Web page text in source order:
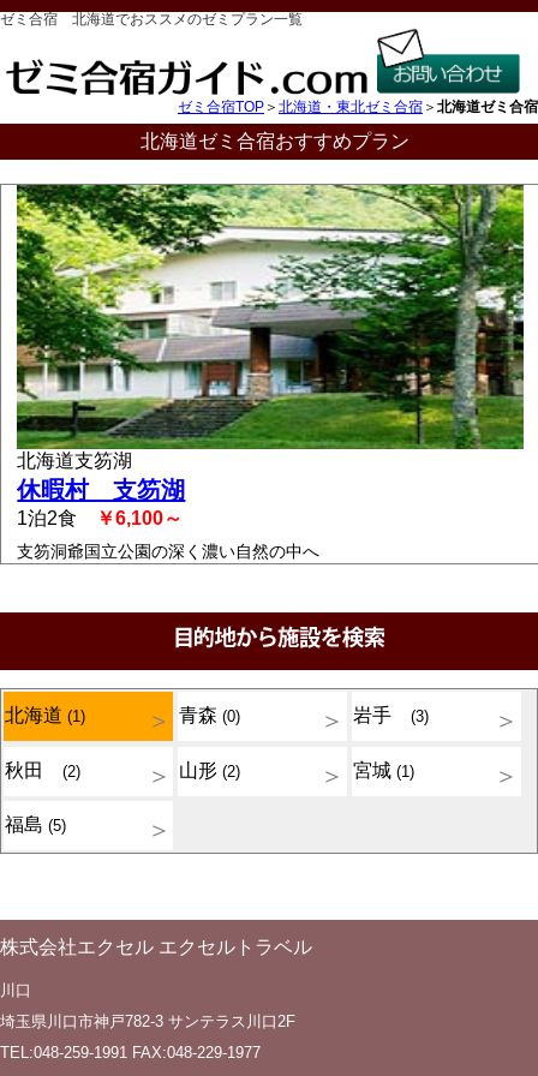
ゼミ合宿 北海道でおススメのゼミプラン一覧
ゼミ合宿TOP ＞ 北海道・東北ゼミ合宿 ＞ 北海道ゼミ合宿
北海道ゼミ合宿おすすめプラン
北海道支笏湖
休暇村 支笏湖
1泊2食 ￥6,100～
支笏洞爺国立公園の深く濃い自然の中へ
北海道(1) 青森(0) 岩手(3)
秋田(2) 山形(2) 宮城(1)
福島(5)
株式会社エクセル エクセルトラベル
川口
埼玉県川口市神戸782-3 サンテラス川口2F
TEL:048-259-1991 FAX:048-229-1977